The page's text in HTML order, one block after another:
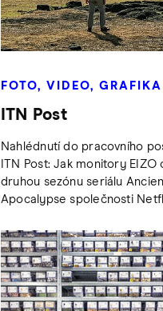
FOTO, VIDEO, GRAFIKA
ITN Post
Nahlédnutí do pracovního
ITN Post: Jak monitory EIZO
druhou sezónu seriálu
Apocalypse společnosti